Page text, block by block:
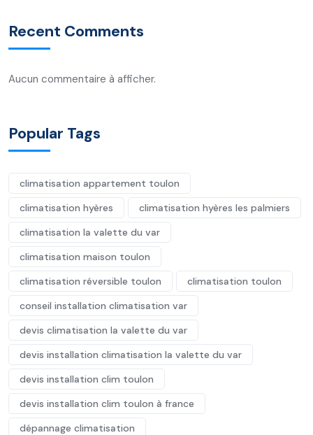
Recent Comments
Aucun commentaire à afficher.
Popular Tags
climatisation appartement toulon
climatisation hyères
climatisation hyères les palmiers
climatisation la valette du var
climatisation maison toulon
climatisation réversible toulon
climatisation toulon
conseil installation climatisation var
devis climatisation la valette du var
devis installation climatisation la valette du var
devis installation clim toulon
devis installation clim toulon à france
dépannage climatisation